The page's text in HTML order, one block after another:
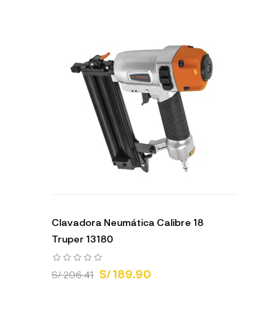
Clavadora Neumática Calibre 18
Truper 13180
S/ 206.41 S/ 189.90